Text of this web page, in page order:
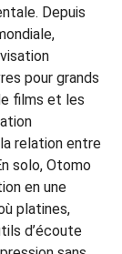
Depuis
pour grands
films et les
relation entre
solo, Otomo
en une
platines,
d’écoute